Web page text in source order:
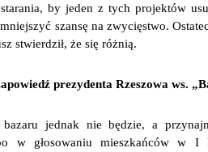
starania, by jeden z tych projektów
szansę na zwycięstwo.
stwierdził, że się różnią.
prezydenta Rzeszowa ws.
bazaru jednak nie będzie, a
w głosowaniu mieszkańców w